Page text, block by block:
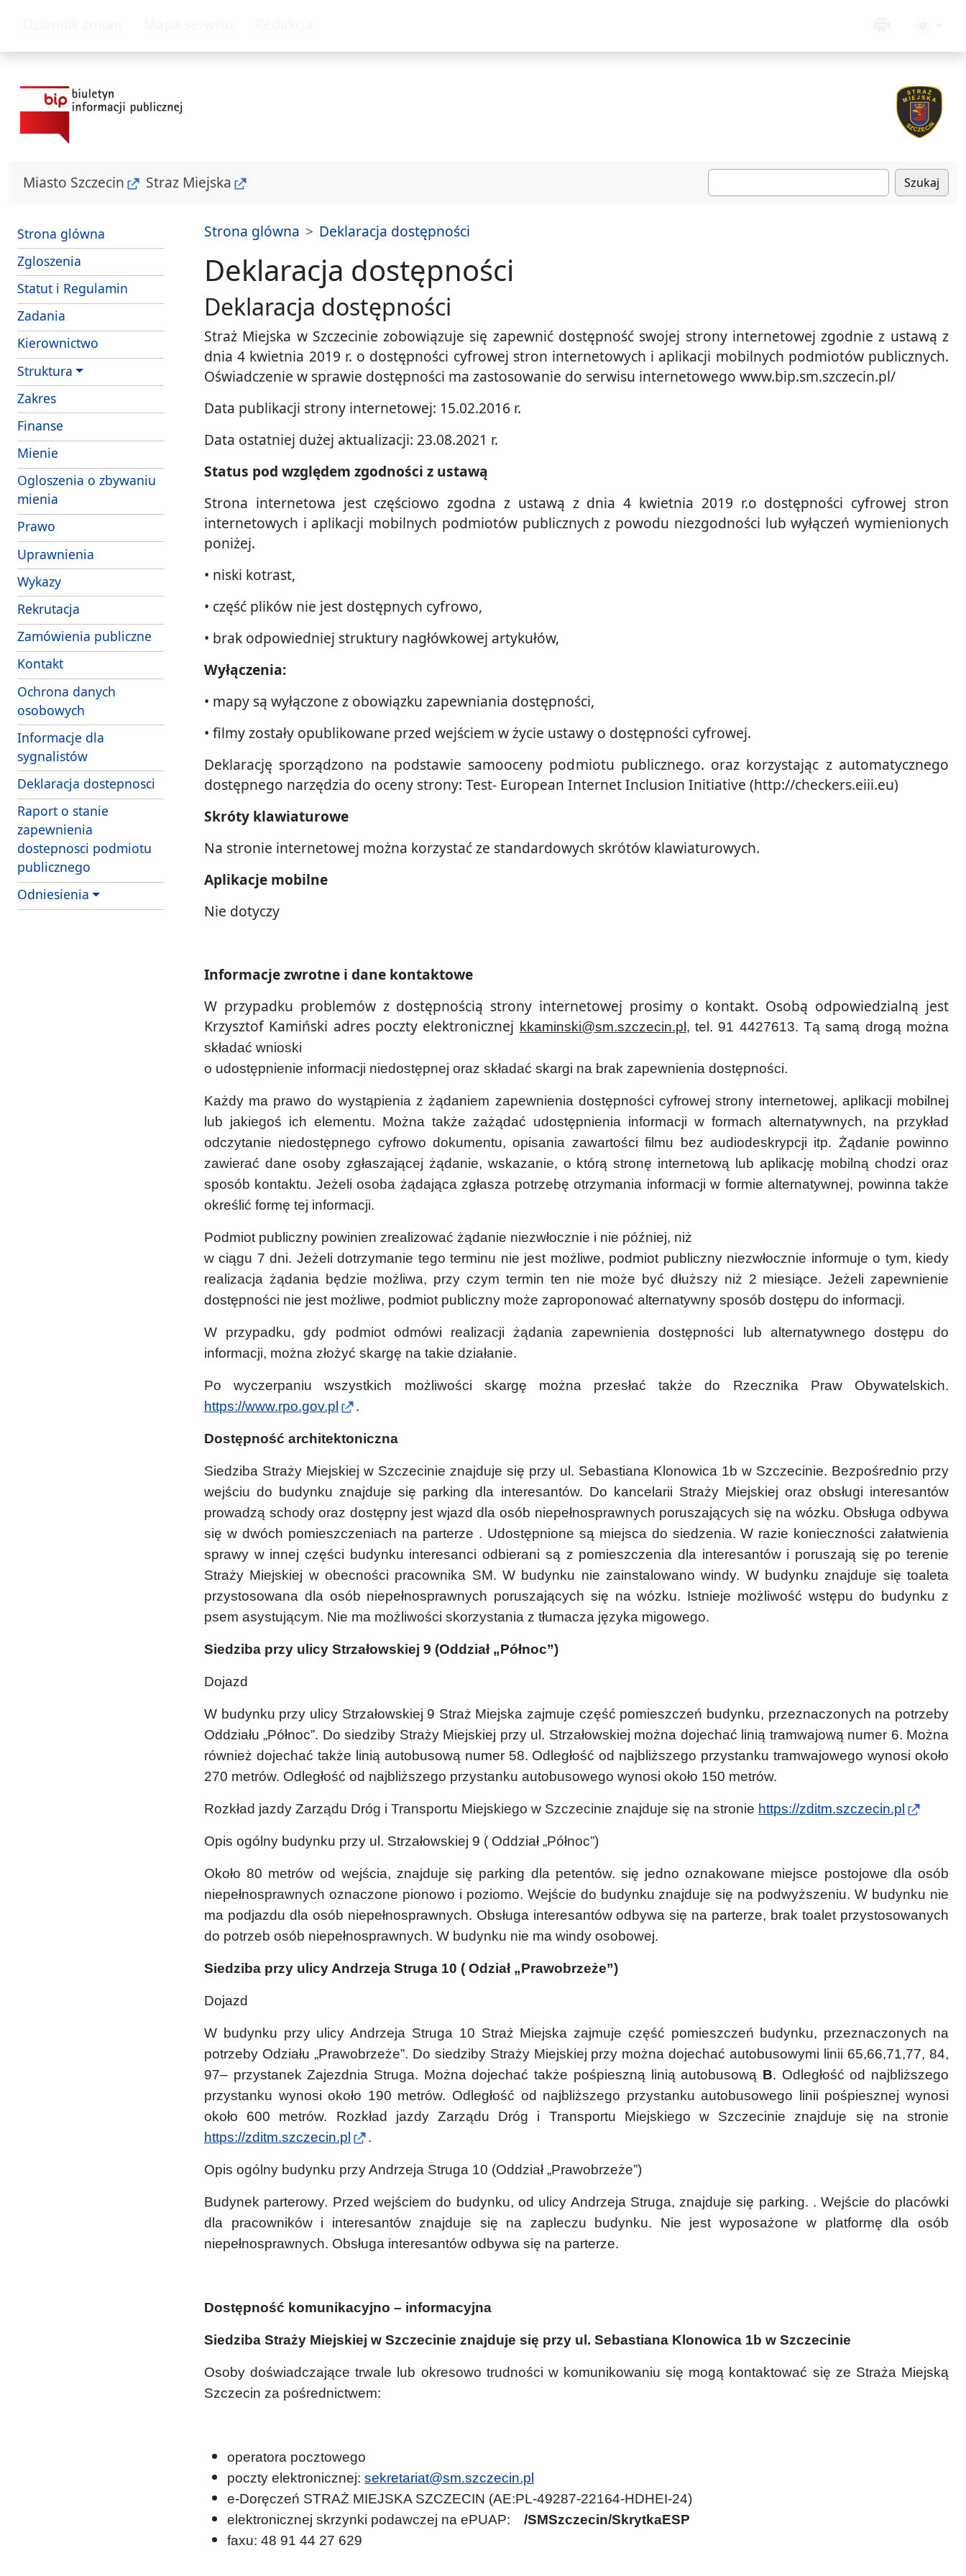
Miasto Szczecin Straz Miejska Szukaj
Strona glówna
Zgloszenia - sposoby przyjmowania i zalatwiania spraw
Statut i Regulamin
Zadania i srodki dzialania Strazy Miejskiej Szczecin
Kierownictwo
Struktura
Zakres- obowiazki i uprawnienia strazników Strazy Miejskiej
Finanse
Mienie - struktura wlasnosciowa i majatek SM Szczecin
Ogloszenia o zbywaniu
mienia
Prawo
Uprawnienia
Wykazy
Rekrutacja
Zamówienia publiczne
Kontakt
Ochrona danych
osobowych
Informacje dla
sygnalistów
Deklaracja dostepnosci
Raport o stanie
zapewnienia
dostepnosci podmiotu
publicznego
Odniesienia
Strona glówna Deklaracja dostępności
Deklaracja dostępności
Deklaracja dostępności
Straż Miejska w Szczecinie zobowiązuje się zapewnić dostępność swojej strony internetowej zgodnie z ustawą z
dnia 4 kwietnia 2019 r. o dostępności cyfrowej stron internetowych i aplikacji mobilnych podmiotów publicznych.
Oświadczenie w sprawie dostępności ma zastosowanie do serwisu internetowego www.bip.sm.szczecin.pl/
Data publikacji strony internetowej: 15.02.2016 r.
Data ostatniej dużej aktualizacji: 23.08.2021 r.
Status pod względem zgodności z ustawą
Strona internetowa jest częściowo zgodna z ustawą z dnia 4 kwietnia 2019 r.o dostępności cyfrowej stron
internetowych i aplikacji mobilnych podmiotów publicznych z powodu niezgodności lub wyłączeń wymienionych
poniżej.
• niski kotrast,
• część plików nie jest dostępnych cyfrowo,
• brak odpowiedniej struktury nagłówkowej artykułów,
Wyłączenia:
• mapy są wyłączone z obowiązku zapewniania dostępności,
• filmy zostały opublikowane przed wejściem w życie ustawy o dostępności cyfrowej.
Deklarację sporządzono na podstawie samooceny podmiotu publicznego. oraz korzystając z automatycznego
dostępnego narzędzia do oceny strony: Test- European Internet Inclusion Initiative (http://checkers.eiii.eu)
Skróty klawiaturowe
Na stronie internetowej można korzystać ze standardowych skrótów klawiaturowych.
Aplikacje mobilne
Nie dotyczy
Informacje zwrotne i dane kontaktowe
W przypadku problemów z dostępnością strony internetowej prosimy o kontakt. Osobą odpowiedzialną jest
Krzysztof Kamiński adres poczty elektronicznej kkaminski@sm.szczecin.pl , tel. 91 4427613. Tą samą drogą można
składać wnioski
o udostępnienie informacji niedostępnej oraz składać skargi na brak zapewnienia dostępności.
Każdy ma prawo do wystąpienia z żądaniem zapewnienia dostępności cyfrowej strony internetowej, aplikacji mobilnej
lub jakiegoś ich elementu. Można także zażądać udostępnienia informacji w formach alternatywnych, na przykład
odczytanie niedostępnego cyfrowo dokumentu, opisania zawartości filmu bez audiodeskrypcji itp. Żądanie powinno
zawierać dane osoby zgłaszającej żądanie, wskazanie, o którą stronę internetową lub aplikację mobilną chodzi oraz
sposób kontaktu. Jeżeli osoba żądająca zgłasza potrzebę otrzymania informacji w formie alternatywnej, powinna także
określić formę tej informacji.
Podmiot publiczny powinien zrealizować żądanie niezwłocznie i nie później, niż
w ciągu 7 dni. Jeżeli dotrzymanie tego terminu nie jest możliwe, podmiot publiczny niezwłocznie informuje o tym, kiedy
realizacja żądania będzie możliwa, przy czym termin ten nie może być dłuższy niż 2 miesiące. Jeżeli zapewnienie
dostępności nie jest możliwe, podmiot publiczny może zaproponować alternatywny sposób dostępu do informacji.
W przypadku, gdy podmiot odmówi realizacji żądania zapewnienia dostępności lub alternatywnego dostępu do
informacji, można złożyć skargę na takie działanie.
Po wyczerpaniu wszystkich możliwości skargę można przesłać także do Rzecznika Praw Obywatelskich.
https://www.rpo.gov.pl
.
Dostępność architektoniczna
Siedziba Straży Miejskiej w Szczecinie znajduje się przy ul. Sebastiana Klonowica 1b w Szczecinie. Bezpośrednio przy
wejściu do budynku znajduje się parking dla interesantów. Do kancelarii Straży Miejskiej oraz obsługi interesantów
prowadzą schody oraz dostępny jest wjazd dla osób niepełnosprawnych poruszających się na wózku. Obsługa odbywa
się w dwóch pomieszczeniach na parterze . Udostępnione są miejsca do siedzenia. W razie konieczności załatwienia
sprawy w innej części budynku interesanci odbierani są z pomieszczenia dla interesantów i poruszają się po terenie
Straży Miejskiej w obecności pracownika SM. W budynku nie zainstalowano windy. W budynku znajduje się toaleta
przystosowana dla osób niepełnosprawnych poruszających się na wózku. Istnieje możliwość wstępu do budynku z
psem asystującym. Nie ma możliwości skorzystania z tłumacza języka migowego.
Siedziba przy ulicy Strzałowskiej 9 (Oddział „Północ”)
Dojazd
W budynku przy ulicy Strzałowskiej 9 Straż Miejska zajmuje część pomieszczeń budynku, przeznaczonych na potrzeby
Oddziału „Północ”. Do siedziby Straży Miejskiej przy ul. Strzałowskiej można dojechać linią tramwajową numer 6. Można
również dojechać także linią autobusową numer 58. Odległość od najbliższego przystanku tramwajowego wynosi około
270 metrów. Odległość od najbliższego przystanku autobusowego wynosi około 150 metrów.
Rozkład jazdy Zarządu Dróg i Transportu Miejskiego w Szczecinie znajduje się na stronie https://zditm.szczecin.pl
Opis ogólny budynku przy ul. Strzałowskiej 9 ( Oddział „Północ”)
Około 80 metrów od wejścia, znajduje się parking dla petentów. się jedno oznakowane miejsce postojowe dla osób
niepełnosprawnych oznaczone pionowo i poziomo. Wejście do budynku znajduje się na podwyższeniu. W budynku nie
ma podjazdu dla osób niepełnosprawnych. Obsługa interesantów odbywa się na parterze, brak toalet przystosowanych
do potrzeb osób niepełnosprawnych. W budynku nie ma windy osobowej.
Siedziba przy ulicy Andrzeja Struga 10 ( Odział „Prawobrzeże”)
Dojazd
W budynku przy ulicy Andrzeja Struga 10 Straż Miejska zajmuje część pomieszczeń budynku, przeznaczonych na
potrzeby Odziału „Prawobrzeże”. Do siedziby Straży Miejskiej przy można dojechać autobusowymi linii 65,66,71,77, 84,
97– przystanek Zajezdnia Struga. Można dojechać także pośpieszną linią autobusową B. Odległość od najbliższego
przystanku wynosi około 190 metrów. Odległość od najbliższego przystanku autobusowego linii pośpiesznej wynosi
około 600 metrów. Rozkład jazdy Zarządu Dróg i Transportu Miejskiego w Szczecinie znajduje się na stronie
https://zditm.szczecin.pl
.
Opis ogólny budynku przy Andrzeja Struga 10 (Oddział „Prawobrzeże”)
Budynek parterowy. Przed wejściem do budynku, od ulicy Andrzeja Struga, znajduje się parking. . Wejście do placówki
dla pracowników i interesantów znajduje się na zapleczu budynku. Nie jest wyposażone w platformę dla osób
niepełnosprawnych. Obsługa interesantów odbywa się na parterze.
Dostępność komunikacyjno – informacyjna
Siedziba Straży Miejskiej w Szczecinie znajduje się przy ul. Sebastiana Klonowica 1b w Szczecinie
Osoby doświadczające trwale lub okresowo trudności w komunikowaniu się mogą kontaktować się ze Straża Miejską
Szczecin za pośrednictwem:
operatora pocztowego
poczty elektronicznej: sekretariat@sm.szczecin.pl
e-Doręczeń STRAŻ MIEJSKA SZCZECIN (AE:PL-49287-22164-HDHEI-24)
elektronicznej skrzynki podawczej na ePUAP: /SMSzczecin/SkrytkaESP
faxu: 48 91 44 27 629